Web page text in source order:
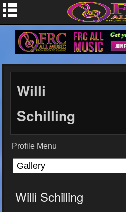
Willi
Schilling
Profile Menu
Willi Schilling